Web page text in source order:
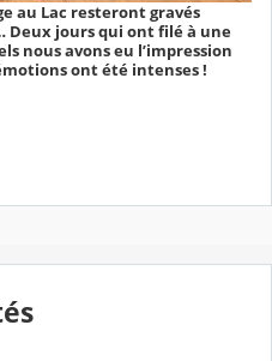
au Lac resteront gravés
Deux jours qui ont filé à une
nous avons eu l’impression
ont été intenses !